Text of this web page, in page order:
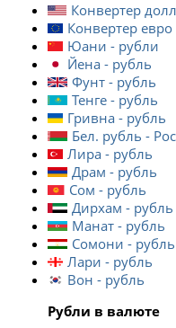
Конвертер
Конвертер
Юани - рубли
Йена - рубль
Фунт - рубль
Тенге - рубль
Гривна - рубль
Бел. рубль -
Лира - рубль
Драм - рубль
Сом - рубль
Дирхам - рубль
Манат - рубль
Сомони - рубль
Лари - рубль
Вон - рубль
Рубли в валюте